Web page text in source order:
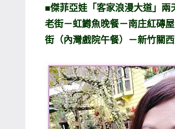
■傑菲亞娃「客家浪漫大道」
老街－虹鱒魚晚餐－南庄紅磚
街（內灣戲院午餐）－新竹關